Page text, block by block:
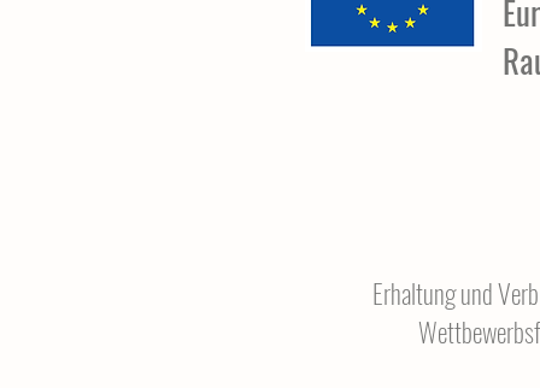
Erhaltung und